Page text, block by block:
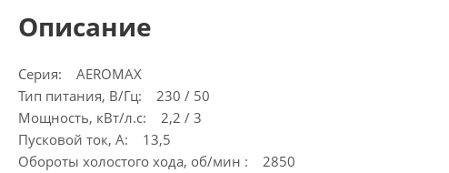
Описание
Серия: AEROMAX
Тип питания, В/Гц: 230 / 50
Мощность, кВт/л.с: 2,2 / 3
Пусковой ток, А: 13,5
Обороты холостого хода, об/мин : 2850